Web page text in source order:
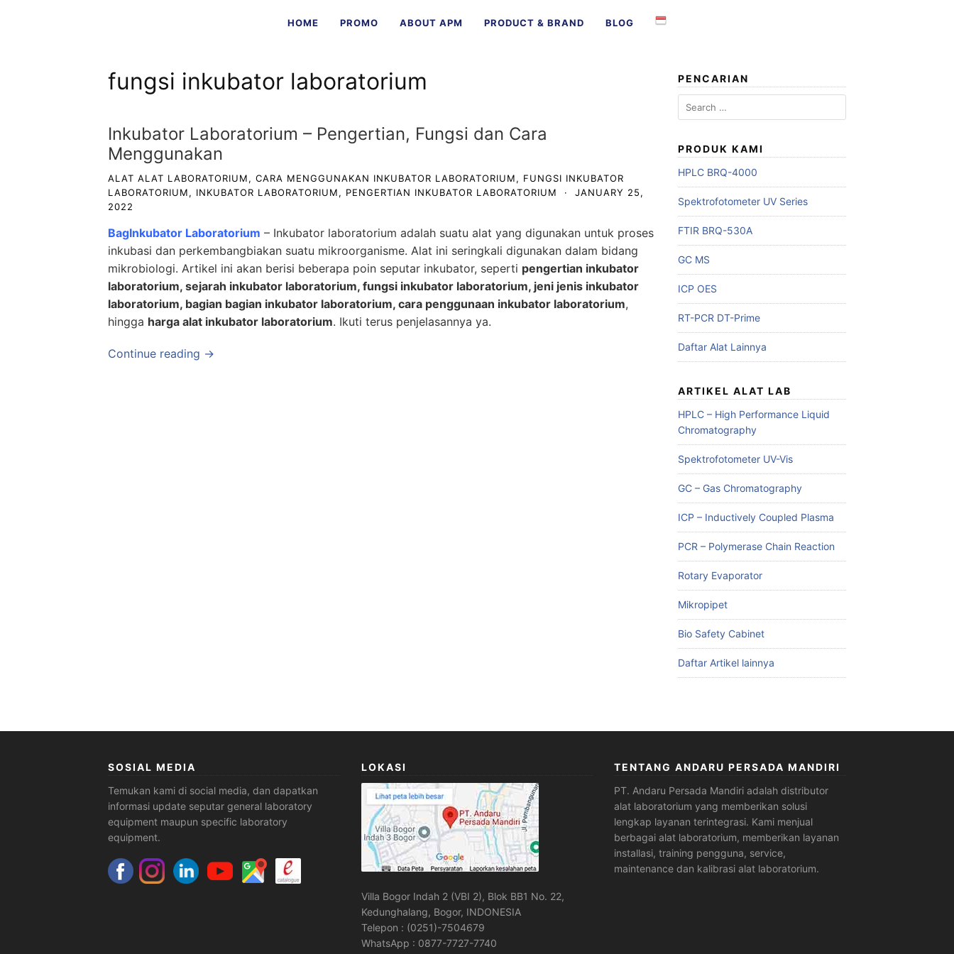
HOME PROMO ABOUT APM PRODUCT & BRAND BLOG
fungsi inkubator laboratorium
Inkubator Laboratorium – Pengertian, Fungsi dan Cara
Menggunakan
ALAT ALAT LABORATORIUM, CARA MENGGUNAKAN INKUBATOR LABORATORIUM, FUNGSI INKUBATOR
LABORATORIUM, INKUBATOR LABORATORIUM, PENGERTIAN INKUBATOR LABORATORIUM ·
JANUARY 25,
2022
BagInkubator Laboratorium – Inkubator laboratorium adalah suatu alat yang digunakan untuk proses
inkubasi dan perkembangbiakan suatu mikroorganisme. Alat ini seringkali digunakan dalam bidang
mikrobiologi. Artikel ini akan berisi beberapa poin seputar inkubator, seperti pengertian inkubator
laboratorium, sejarah inkubator laboratorium, fungsi inkubator laboratorium, jeni jenis inkubator
laboratorium, bagian bagian inkubator laboratorium, cara penggunaan inkubator laboratorium,
hingga harga alat inkubator laboratorium. Ikuti terus penjelasannya ya.
Continue reading →
PENCARIAN
Search
for:
PRODUK KAMI
HPLC BRQ-4000
Spektrofotometer UV Series
FTIR BRQ-530A
GC MS
ICP OES
RT-PCR DT-Prime
Daftar Alat Lainnya
ARTIKEL ALAT LAB
HPLC – High Performance Liquid
Chromatography
Spektrofotometer UV-Vis
GC – Gas Chromatography
ICP – Inductively Coupled Plasma
PCR – Polymerase Chain Reaction
Rotary Evaporator
Mikropipet
Bio Safety Cabinet
Daftar Artikel lainnya
SOSIAL MEDIA
Temukan kami di social media, dan dapatkan
informasi update seputar general laboratory
equipment maupun specific laboratory
equipment.
LOKASI
Villa Bogor Indah 2 (VBI 2), Blok BB1 No. 22,
Kedunghalang, Bogor, INDONESIA
Telepon : (0251)-7504679
WhatsApp : 0877-7727-7740
TENTANG ANDARU PERSADA MANDIRI
PT. Andaru Persada Mandiri adalahdistributor
alat laboratorium yang memberikan solusi
lengkap layanan terintegrasi. Kami menjual
berbagai alat laboratorium, memberikan layanan
installasi, training pengguna, service,
maintenance dan kalibrasi alat laboratorium.